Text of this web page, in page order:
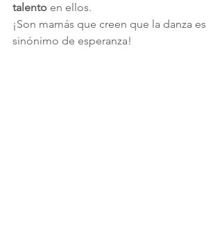
talento en ellos.
¡Son mamás que creen que la danza es
sinónimo de esperanza!